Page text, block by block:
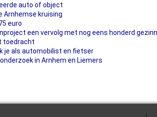
auto of object
Arnhemse kruising
euro
een vervolg met nog eens honderd
toedracht
je als automobilist en fietser
in Arnhem en Liemers